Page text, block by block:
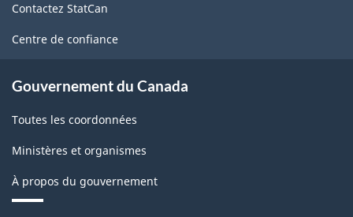
ce
site
Contactez StatCan
Centre de confiance
Gouvernement du Canada
Toutes les coordonnées
Ministères et organismes
À propos du gouvernement